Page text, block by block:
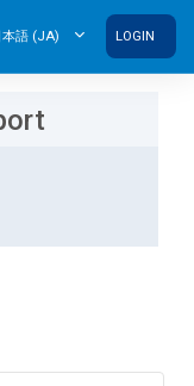
本語 ‎(JA)‎ LOGIN